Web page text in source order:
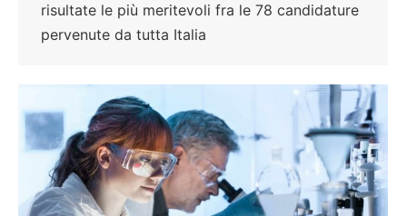
risultate le più meritevoli fra le 78 candidature
pervenute da tutta Italia